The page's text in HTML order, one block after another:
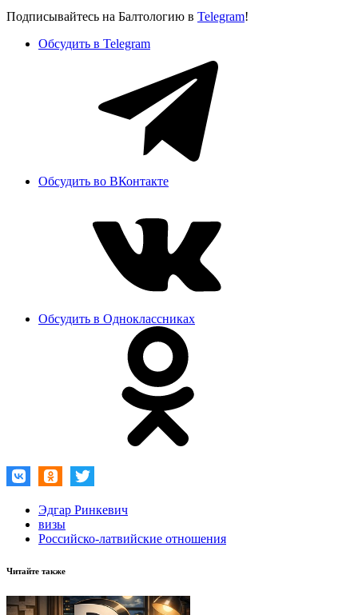
Подписывайтесь на Балтологию в Telegram!
Обсудить в Telegram
Обсудить во ВКонтакте
Обсудить в Одноклассниках
Эдгар Ринкевич
визы
Российско-латвийские отношения
Читайте также